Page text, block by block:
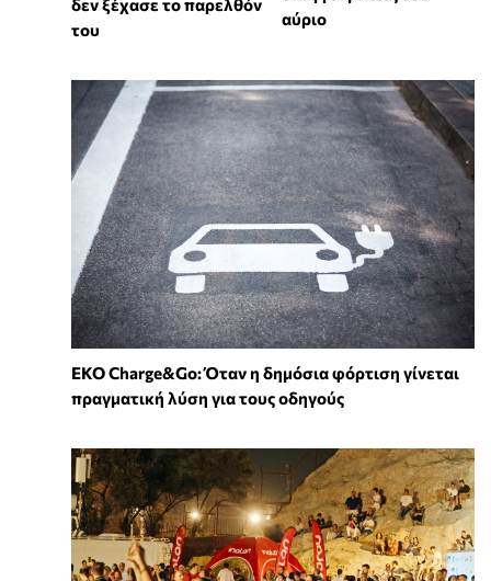
δεν ξέχασε το παρελθόν
του
αύριο
EKO Charge&Go: Όταν η δημόσια φόρτιση γίνεται
πραγματική λύση για τους οδηγούς